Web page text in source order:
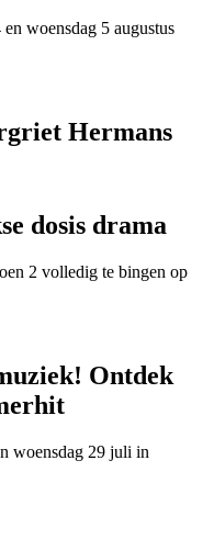
woensdag 5 augustus
Hermans
dosis drama
2 volledig te bingen op
Ontdek
woensdag 29 juli in